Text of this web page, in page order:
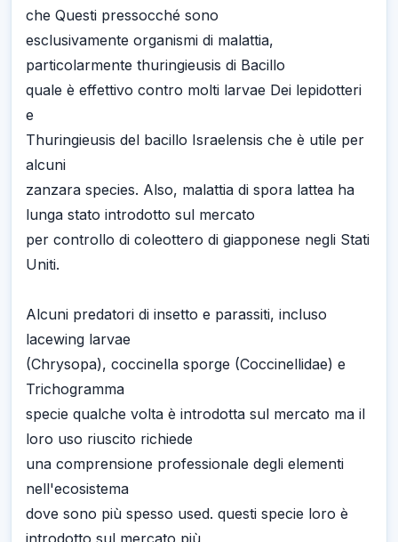
che Questi pressocché sono
esclusivamente organismi di malattia,
particolarmente thuringieusis di Bacillo
quale è effettivo contro molti larvae Dei lepidotteri
e
Thuringieusis del bacillo Israelensis che è utile per
alcuni
zanzara species. Also, malattia di spora lattea ha
lunga stato introdotto sul mercato
per controllo di coleottero di giapponese negli Stati
Uniti.
Alcuni predatori di insetto e parassiti, incluso
lacewing larvae
(Chrysopa), coccinella sporge (Coccinellidae) e
Trichogramma
specie qualche volta è introdotta sul mercato ma il
loro uso riuscito richiede
una comprensione professionale degli elementi
nell'ecosistema
dove sono più spesso used. questi specie loro è
introdotto sul mercato più